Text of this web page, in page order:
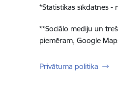
*Statistikas sīkdatnes -
**Sociālo mediju un
piemēram, Google
Privātuma politika